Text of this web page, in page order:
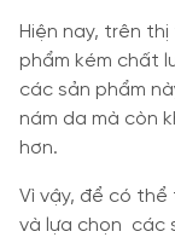
Hiện nay, trên
phẩm kém chất
các sản phẩm
nám da mà còn
hơn.
Vì vậy, để có thể
và lựa chọn các